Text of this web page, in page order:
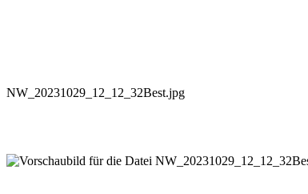
NW_20231029_12_12_32Best.jpg